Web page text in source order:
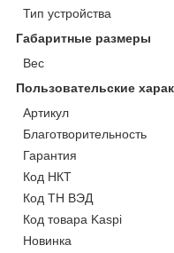
Тип устройства
Габаритные размеры
Вес
Пользовательские
Артикул
Благотворительность
Гарантия
Код НКТ
Код ТН ВЭД
Код товара Kaspi
Новинка